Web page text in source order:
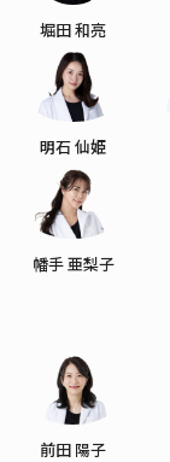
堀田 和亮
明石 仙姫
幡手 亜梨子
前田 陽子